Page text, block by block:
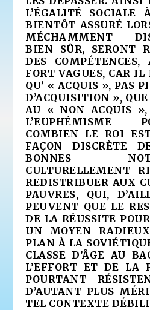
L’ÉGALITÉ SOCIALE
BIENTÔT ASSURÉ
MÉCHAMMENT
BIEN SÛR, SERONT
DES
FORT VAGUES, CAR
QU’ « ACQUIS », PAS
D’ACQUISITION », QUE
AU « NON ACQUIS »,
L’EUPHÉMISME
COMBIEN LE ROI
FAÇON DISCRÈTE
BONNES
CULTURELLEMENT
REDISTRIBUER AUX
PAUVRES, QUI,
PEUVENT QUE LE
DE LA RÉUSSITE
UN MOYEN
PLAN À LA
CLASSE D’ÂGE AU
L’EFFORT ET DE LA
POURTANT
D’AUTANT PLUS
TEL CONTEXTE